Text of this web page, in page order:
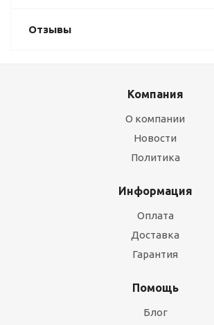
Отзывы
Компания
О компании
Новости
Политика
Информация
Оплата
Доставка
Гарантия
Помощь
Блог